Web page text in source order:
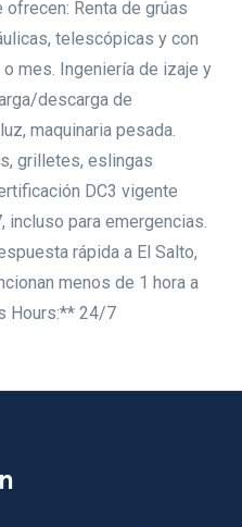
ofrecen: Renta de grúas
telescópicas y con
mes. Ingeniería de izaje y
descarga de
maquinaria pesada.
grilletes, eslingas
DC3 vigente
para emergencias.
rápida a El Salto,
menos de 1 hora a
Hours:** 24/7